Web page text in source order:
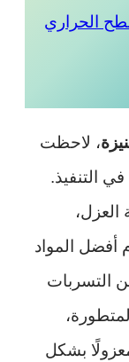
الحراري
، لاحظت
التنفيذ.
العزل،
المواد
التسربات
بشكل